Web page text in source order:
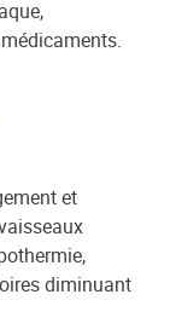
et
diminuant